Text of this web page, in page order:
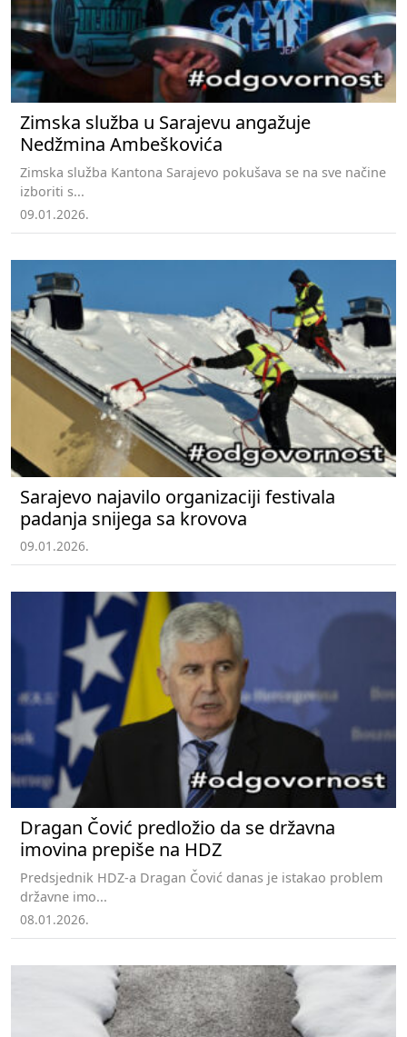
Zimska služba u Sarajevu angažuje
Nedžmina Ambeškovića
Zimska služba Kantona Sarajevo pokušava se na sve načine
izboriti s...
09.01.2026.
Sarajevo najavilo organizaciji festivala
padanja snijega sa krovova
09.01.2026.
Dragan Čović predložio da se državna
imovina prepiše na HDZ
Predsjednik HDZ-a Dragan Čović danas je istakao problem
državne imo...
08.01.2026.